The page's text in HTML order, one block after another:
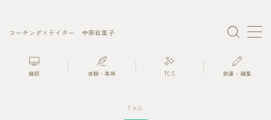
コーチング×ライター 中原絵里子
継続 体験・単発 TCS 執筆・編集
TAG